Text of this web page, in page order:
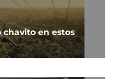
en estos